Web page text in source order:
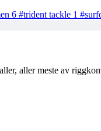
6 #trident tackle 1
aller meste av